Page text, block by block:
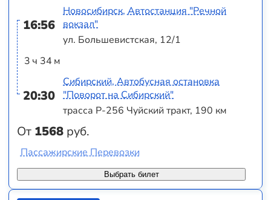
16:56
3 ч 34 м
20:30
От 1568 руб.
Новосибирск, Автостанция "Речной
вокзал"
ул. Большевистская, 12/1
Сибирский, Автобусная остановка
"Поворот на Сибирский"
трасса Р-256 Чуйский тракт, 190 км
Выбрать билет
Пассажирские Перевозки